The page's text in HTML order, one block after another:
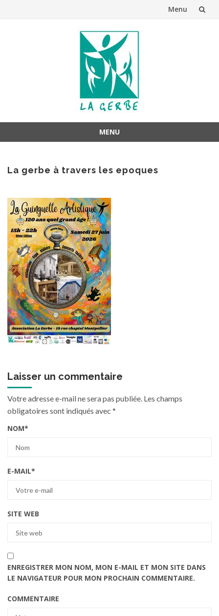
Menu
MENU
contenu
La gerbe à travers les epoques
Laisser un commentaire
Votre adresse e-mail ne sera pas publiée. Les champs
obligatoires sont indiqués avec *
NOM*
E-MAIL*
SITE WEB
ENREGISTRER MON NOM, MON E-MAIL ET MON SITE DANS
LE NAVIGATEUR POUR MON PROCHAIN COMMENTAIRE.
COMMENTAIRE